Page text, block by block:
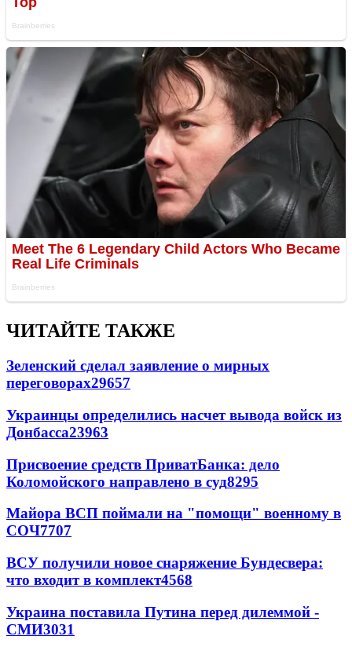
ЧИТАЙТЕ ТАКЖЕ
Зеленский сделал заявление о мирных
переговорах29657
Украинцы определились насчет вывода войск из
Донбасса23963
Присвоение средств ПриватБанка: дело
Коломойского направлено в суд8295
Майора ВСП поймали на "помощи" военному в
СОЧ7707
ВСУ получили новое снаряжение Бундесвера:
что входит в комплект4568
Украина поставила Путина перед дилеммой -
СМИ3031